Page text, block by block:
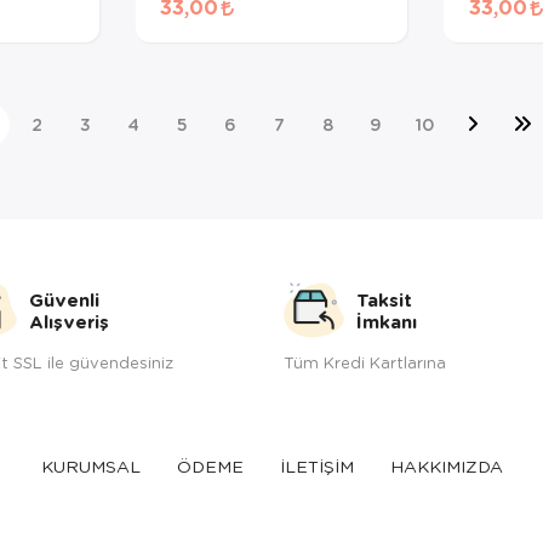
33,00 33,00
2 3 4 5 6 7 8 9 10
Güvenli
Alışveriş
SSL ile güvendesiniz
Taksit
İmkanı
Tüm Kredi Kartlarına
KURUMSAL ÖDEME İLETİŞİM HAKKIMIZDA